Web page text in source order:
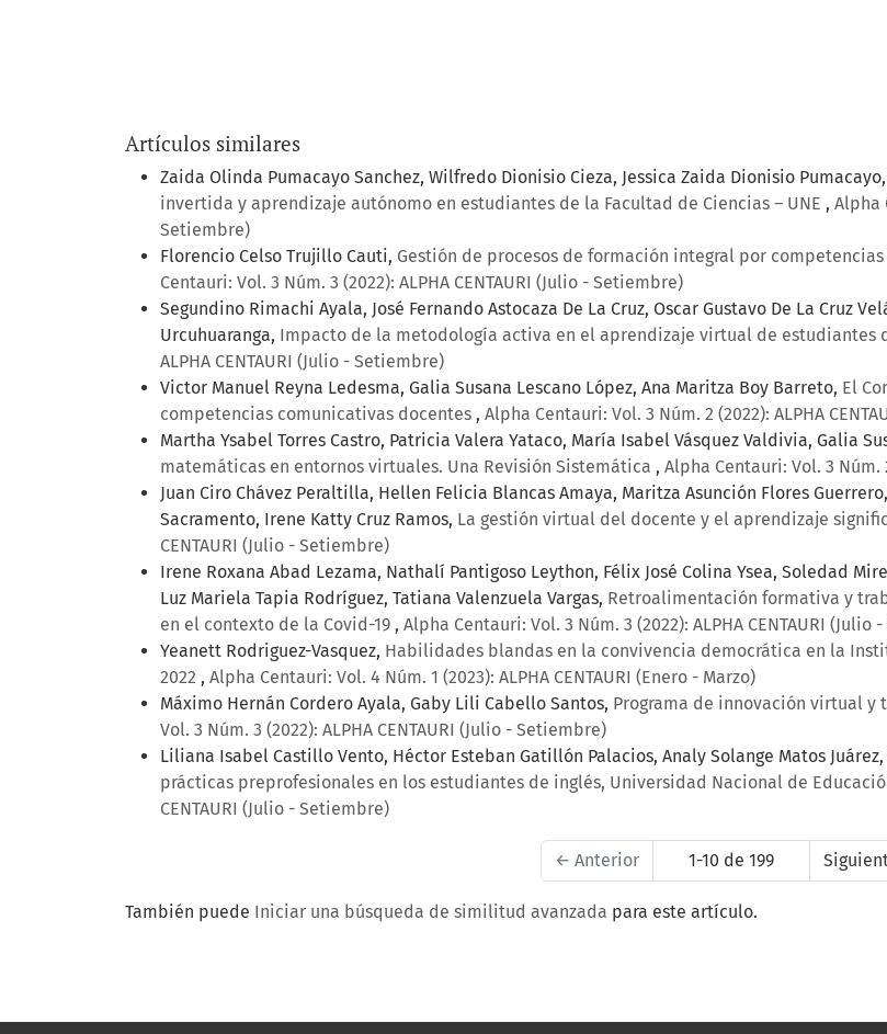
Artículos similares
Zaida Olinda Pumacayo Sanchez, Wilfredo Dionisio Cieza, Jessica Zaida Dionisio
invertida y aprendizaje autónomo en estudiantes de la Facultad de Ciencias – UNE , Alpha
Setiembre)
Florencio Celso Trujillo Cauti, Gestión de procesos de formación integral por
Centauri: Vol. 3 Núm. 3 (2022): ALPHA CENTAURI (Julio - Setiembre)
Segundino Rimachi Ayala, José Fernando Astocaza De La Cruz, Oscar Gustavo De La Cruz
Urcuhuaranga, Impacto de la metodología activa en el aprendizaje virtual de estudiantes
ALPHA CENTAURI (Julio - Setiembre)
Victor Manuel Reyna Ledesma, Galia Susana Lescano López, Ana Maritza Boy Barreto, El
competencias comunicativas docentes , Alpha Centauri: Vol. 3 Núm. 2 (2022): ALPHA
Martha Ysabel Torres Castro, Patricia Valera Yataco, María Isabel Vásquez Valdivia, Galia
matemáticas en entornos virtuales. Una Revisión Sistemática , Alpha Centauri: Vol. 3 Núm.
Juan Ciro Chávez Peraltilla, Hellen Felicia Blancas Amaya, Maritza Asunción Flores
Sacramento, Irene Katty Cruz Ramos, La gestión virtual del docente y el aprendizaje
CENTAURI (Julio - Setiembre)
Irene Roxana Abad Lezama, Nathalí Pantigoso Leython, Félix José Colina Ysea, Soledad
Luz Mariela Tapia Rodríguez, Tatiana Valenzuela Vargas, Retroalimentación formativa y
en el contexto de la Covid-19 , Alpha Centauri: Vol. 3 Núm. 3 (2022): ALPHA CENTAURI (Julio
Yeanett Rodriguez-Vasquez, Habilidades blandas en la convivencia democrática en la
2022 , Alpha Centauri: Vol. 4 Núm. 1 (2023): ALPHA CENTAURI (Enero - Marzo)
Máximo Hernán Cordero Ayala, Gaby Lili Cabello Santos, Programa de innovación virtual y
Vol. 3 Núm. 3 (2022): ALPHA CENTAURI (Julio - Setiembre)
Liliana Isabel Castillo Vento, Héctor Esteban Gatillón Palacios, Analy Solange Matos
prácticas preprofesionales en los estudiantes de inglés, Universidad Nacional de
CENTAURI (Julio - Setiembre)
← Anterior 1-10 de 199
También puede Iniciar una búsqueda de similitud avanzada para este artículo.